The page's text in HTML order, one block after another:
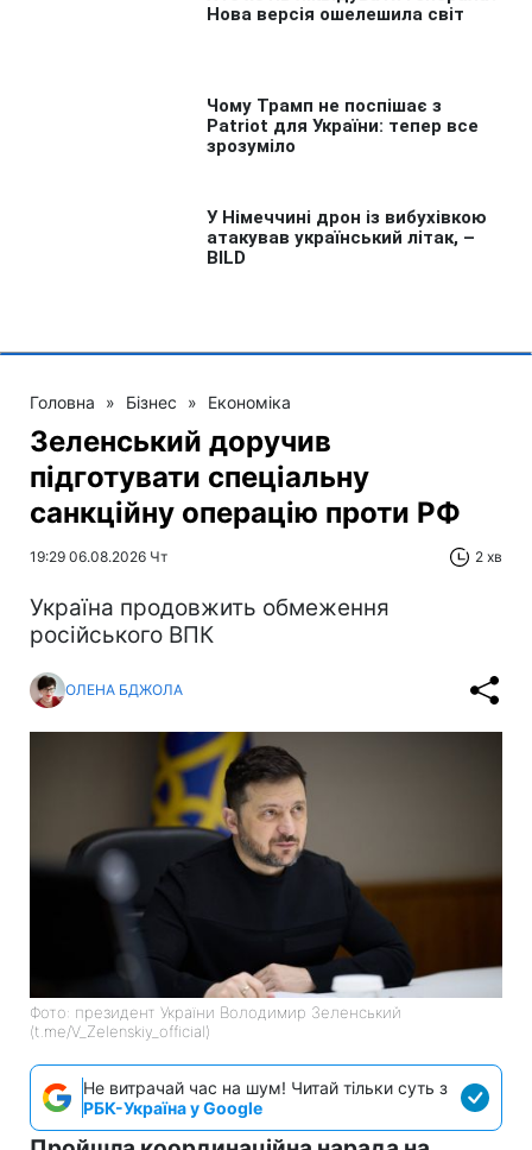
Головна » Бізнес » Економіка
Зеленський доручив
підготувати спеціальну
санкційну операцію проти РФ
19:29 06.08.2026 Чт 2 хв
Україна продовжить обмеження
російського ВПК
ОЛЕНА БДЖОЛА
Фото: президент України Володимир Зеленський
(t.me/V_Zelenskiy_official)
Не витрачай час на шум! Читай тільки суть з
РБК-Україна у Google